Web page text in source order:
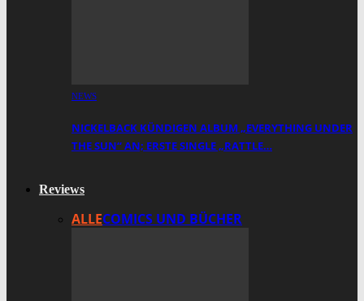
NEWS
NICKELBACK KÜNDIGEN ALBUM „EVERYTHING UNDER
THE SUN“ AN; ERSTE SINGLE „RATTLE…
Reviews
ALLECOMICS UND BÜCHER